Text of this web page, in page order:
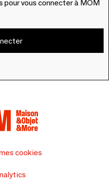
vous connecter à MOM
cookies